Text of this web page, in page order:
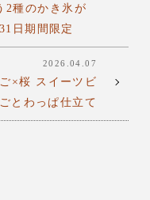
2種のかき氷が
日期間限定
2026.04.07
×桜 スイーツビ
とわっぱ仕立て